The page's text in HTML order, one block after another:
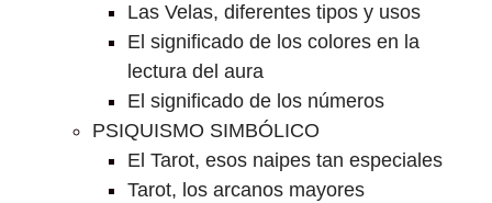
Las Velas, diferentes tipos y usos
El significado de los colores en la
lectura del aura
El significado de los números
PSIQUISMO SIMBÓLICO
El Tarot, esos naipes tan especiales
Tarot, los arcanos mayores